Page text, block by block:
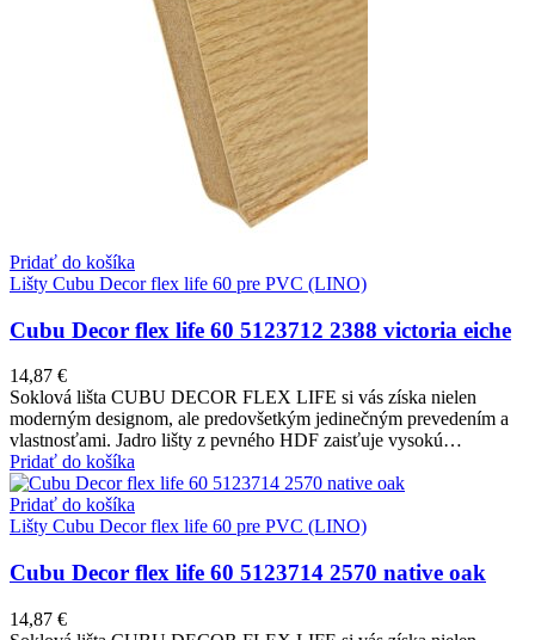
Pridať do košíka
Lišty Cubu Decor flex life 60 pre PVC (LINO)
Cubu Decor flex life 60 5123712 2388 victoria eiche
14,87 €
Soklová lišta CUBU DECOR FLEX LIFE si vás získa nielen
moderným designom, ale predovšetkým jedinečným prevedením a
vlastnosťami. Jadro lišty z pevného HDF zaisťuje vysokú…
Pridať do košíka
Pridať do košíka
Lišty Cubu Decor flex life 60 pre PVC (LINO)
Cubu Decor flex life 60 5123714 2570 native oak
14,87 €